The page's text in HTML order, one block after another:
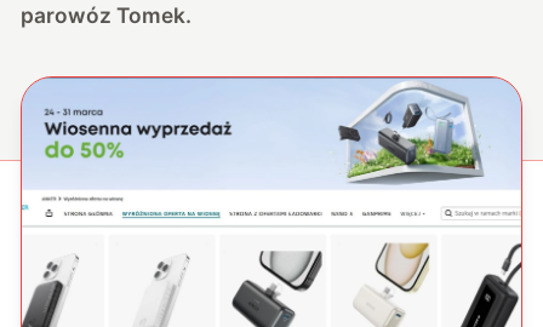
parowóz Tomek.